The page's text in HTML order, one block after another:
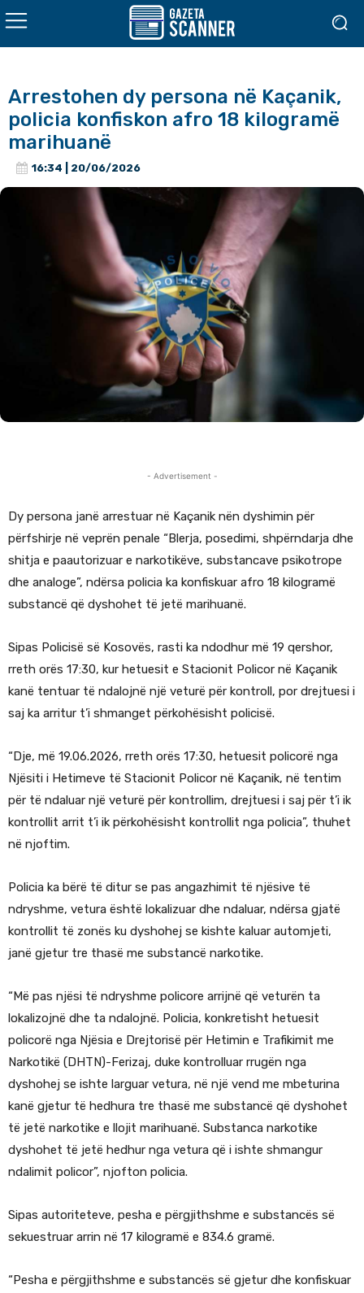
Arrestohen dy persona në Kaçanik,
policia konfiskon afro 18 kilogramë
marihuanë
16:34 | 20/06/2026
- Advertisement -
Dy persona janë arrestuar në Kaçanik nën dyshimin për
përfshirje në veprën penale “Blerja, posedimi, shpërndarja dhe
shitja e paautorizuar e narkotikëve, substancave psikotrope
dhe analoge”, ndërsa policia ka konfiskuar afro 18 kilogramë
substancë që dyshohet të jetë marihuanë.
Sipas Policisë së Kosovës, rasti ka ndodhur më 19 qershor,
rreth orës 17:30, kur hetuesit e Stacionit Policor në Kaçanik
kanë tentuar të ndalojnë një veturë për kontroll, por drejtuesi i
saj ka arritur t’i shmanget përkohësisht policisë.
“Dje, më 19.06.2026, rreth orës 17:30, hetuesit policorë nga
Njësiti i Hetimeve të Stacionit Policor në Kaçanik, në tentim
për të ndaluar një veturë për kontrollim, drejtuesi i saj për t’i ik
kontrollit arrit t’i ik përkohësisht kontrollit nga policia”, thuhet
në njoftim.
Policia ka bërë të ditur se pas angazhimit të njësive të
ndryshme, vetura është lokalizuar dhe ndaluar, ndërsa gjatë
kontrollit të zonës ku dyshohej se kishte kaluar automjeti,
janë gjetur tre thasë me substancë narkotike.
“Më pas njësi të ndryshme policore arrijnë që veturën ta
lokalizojnë dhe ta ndalojnë. Policia, konkretisht hetuesit
policorë nga Njësia e Drejtorisë për Hetimin e Trafikimit me
Narkotikë (DHTN)-Ferizaj, duke kontrolluar rrugën nga
dyshohej se ishte larguar vetura, në një vend me mbeturina
kanë gjetur të hedhura tre thasë me substancë që dyshohet
të jetë narkotike e llojit marihuanë. Substanca narkotike
dyshohet të jetë hedhur nga vetura që i ishte shmangur
ndalimit policor”, njofton policia.
Sipas autoriteteve, pesha e përgjithshme e substancës së
sekuestruar arrin në 17 kilogramë e 834.6 gramë.
“Pesha e përgjithshme e substancës së gjetur dhe konfiskuar